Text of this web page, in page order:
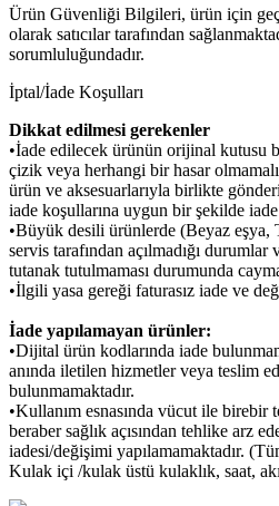
Ürün Güvenliği Bilgileri, ürün için
olarak satıcılar tarafından
sorumluluğundadır.
İptal/İade Koşulları
Dikkat edilmesi gerekenler
•İade edilecek ürünün orijinal kutusu
çizik veya herhangi bir hasar
ürün ve aksesuarlarıyla birlikte
iade koşullarına uygun bir şekilde
•Büyük desili ürünlerde (Beyaz eşya,
servis tarafından açılmadığı durumlar
tutanak tutulmaması durumunda
•İlgili yasa gereği faturasız iade ve
İade yapılamayan ürünler:
•Dijital ürün kodlarında iade
anında iletilen hizmetler veya teslim
bulunmamaktadır.
•Kullanım esnasında vücut ile birebir
beraber sağlık açısından tehlike arz
iadesi/değişimi yapılamamaktadır.
Kulak içi /kulak üstü kulaklık, saat,